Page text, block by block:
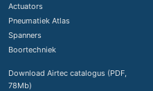
Actuators
Pneumatiek Atlas
Spanners
Boortechniek
Download Airtec catalogus (PDF,
78Mb)